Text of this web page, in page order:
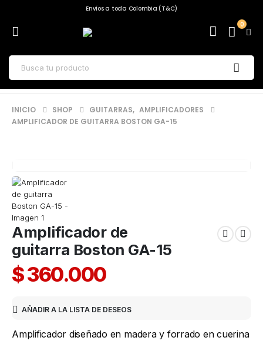
Envíos a toda Colombia (T&C)
0
INICIO SHOP GUITARRAS, AMPLIFICADORES
AMPLIFICADOR DE GUITARRA BOSTON GA-15
Amplificador de
guitarra Boston GA-15
$360.000
AÑADIR A LA LISTA DE DESEOS
Amplificador diseñado en madera y forrado en cuerina